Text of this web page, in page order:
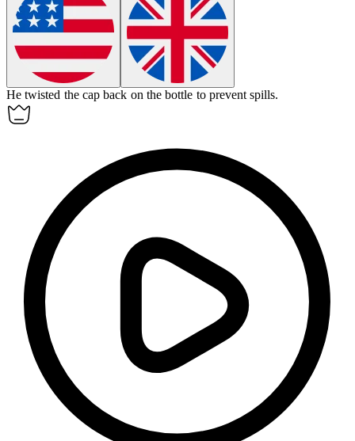
He twisted the cap back on the bottle to prevent spills.